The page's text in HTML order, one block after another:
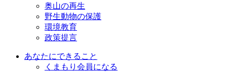
奥山の再生
野生動物の保護
環境教育
政策提言
あなたにできること
くまもり会員になる